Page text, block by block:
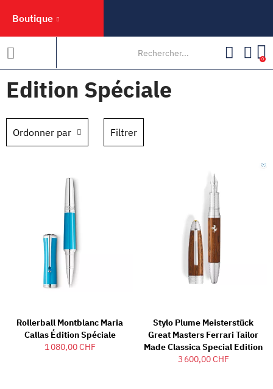
Boutique
0
Edition Spéciale
Ordonner par Filtrer
Rollerball Montblanc Maria
Callas Édition Spéciale
1 080,00 CHF
Stylo Plume Meisterstück
Great Masters Ferrari Tailor
Made Classica Special Edition
3 600,00 CHF